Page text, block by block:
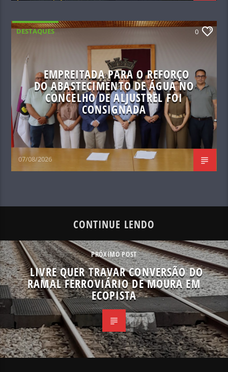
DESTAQUES 0
EMPREITADA PARA O REFORÇO
DO ABASTECIMENTO DE ÁGUA NO
CONCELHO DE ALJUSTREL FOI
CONSIGNADA
07/08/2026
CONTINUE LENDO
PRÓXIMO POST
LIVRE QUER TRAVAR CONVERSÃO DO
RAMAL FERROVIÁRIO DE MOURA EM
ECOPISTA